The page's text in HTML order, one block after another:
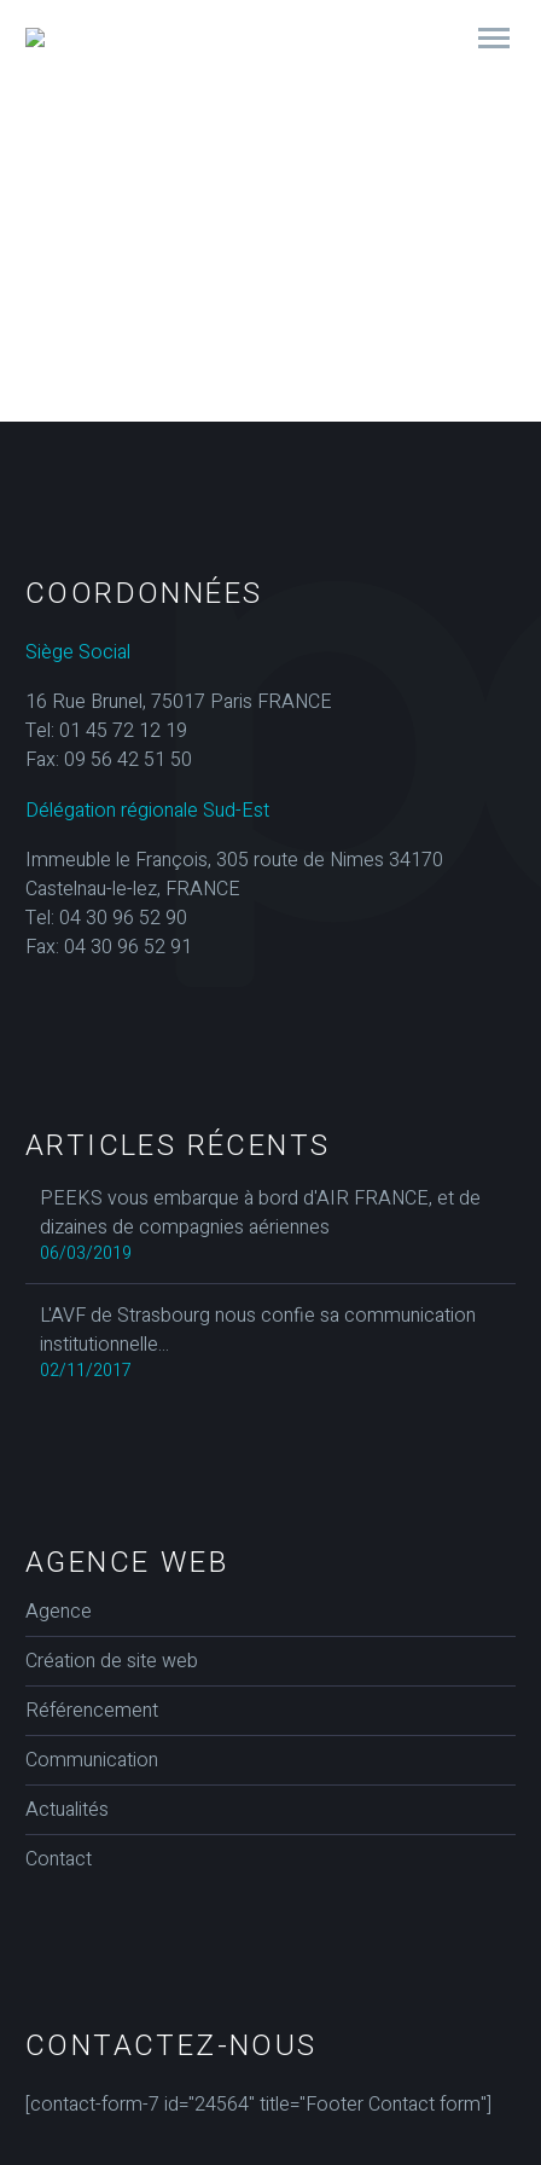
COORDONNÉES
Siège Social
16 Rue Brunel, 75017 Paris FRANCE
Tel: 01 45 72 12 19
Fax: 09 56 42 51 50
Délégation régionale Sud-Est
Immeuble le François, 305 route de Nimes 34170
Castelnau-le-lez, FRANCE
Tel: 04 30 96 52 90
Fax: 04 30 96 52 91
ARTICLES RÉCENTS
PEEKS vous embarque à bord d'AIR FRANCE, et de
dizaines de compagnies aériennes
06/03/2019
L'AVF de Strasbourg nous confie sa communication
institutionnelle...
02/11/2017
AGENCE WEB
Agence
Création de site web
Référencement
Communication
Actualités
Contact
CONTACTEZ-NOUS
[contact-form-7 id="24564" title="Footer Contact form"]